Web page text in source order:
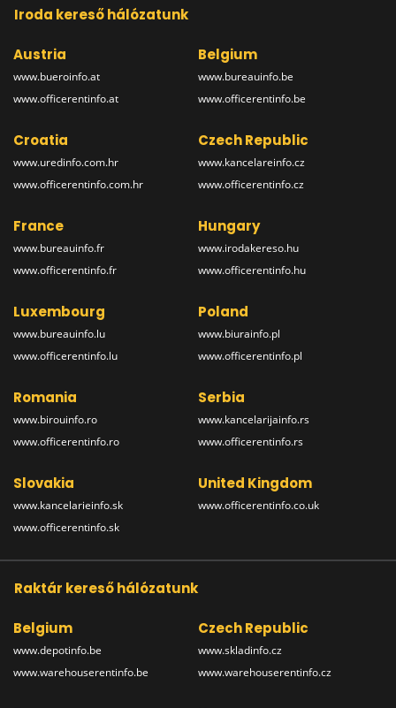
Iroda kereső hálózatunk
Austria
www.bueroinfo.at
www.officerentinfo.at
Belgium
www.bureauinfo.be
www.officerentinfo.be
Croatia
www.uredinfo.com.hr
www.officerentinfo.com.hr
Czech Republic
www.kancelareinfo.cz
www.officerentinfo.cz
France
www.bureauinfo.fr
www.officerentinfo.fr
Hungary
www.irodakereso.hu
www.officerentinfo.hu
Luxembourg
www.bureauinfo.lu
www.officerentinfo.lu
Poland
www.biurainfo.pl
www.officerentinfo.pl
Romania
www.birouinfo.ro
www.officerentinfo.ro
Serbia
www.kancelarijainfo.rs
www.officerentinfo.rs
Slovakia
www.kancelarieinfo.sk
www.officerentinfo.sk
United Kingdom
www.officerentinfo.co.uk
Raktár kereső hálózatunk
Belgium
www.depotinfo.be
www.warehouserentinfo.be
Czech Republic
www.skladinfo.cz
www.warehouserentinfo.cz